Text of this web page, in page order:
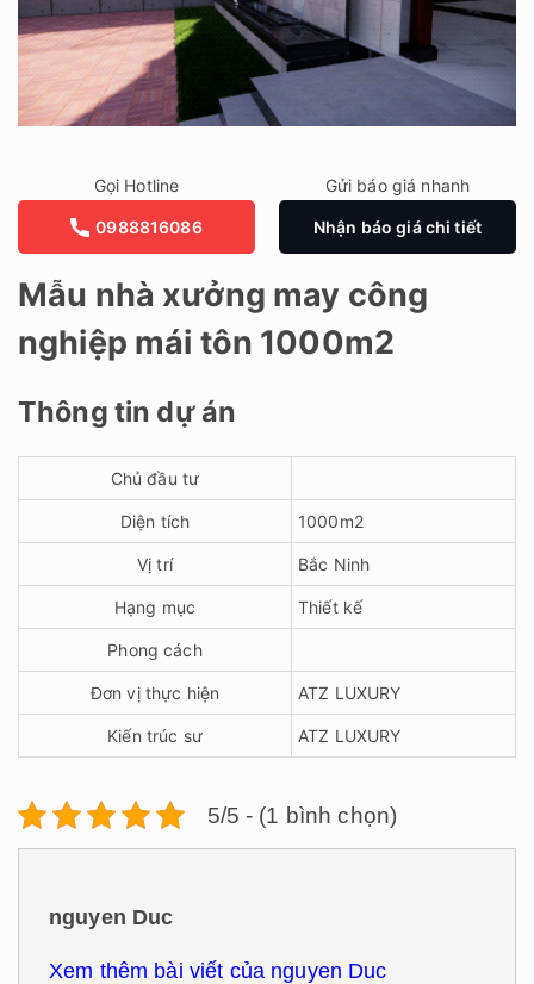
Mẫu nhà xưởng may công
nghiệp mái tôn 1000m2
Thông tin dự án
Chủ đầu tư
Diện tích 1000m2
Vị trí Bắc Ninh
Hạng mục Thiết kế
Phong cách
Đơn vị thực hiện ATZ LUXURY
Kiến trúc sư ATZ LUXURY
Gọi Hotline
0988816086
Gửi báo giá nhanh
Nhận báo giá chi tiết
5/5 - (1 bình chọn)
nguyen Duc
Xem thêm bài viết của nguyen Duc